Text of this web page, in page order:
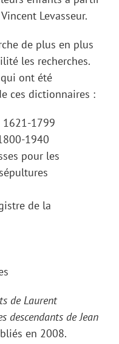
Levasseur.
de plus en plus
les recherches.
ont été
ces dictionnaires :
1621-1799
1940
pour les
de la
de Laurent
descendants de Jean
en 2008.